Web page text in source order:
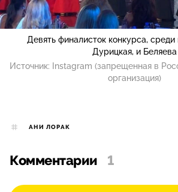
Девять финалисток конкурса,
Дурицкая, и Беляева
Источник:
Instagram (запрещенная в
организация)
АНИ ЛОРАК
Комментарии 1